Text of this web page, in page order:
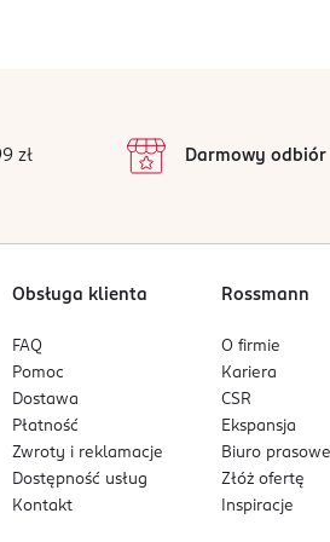
2
1
zł Darmowy odbiór
Obsługa klienta
FAQ
Pomoc
Dostawa
Płatność
Zwroty i reklamacje
Dostępność usług
Kontakt
Rossmann
O firmie
Kariera
CSR
Ekspansja
Biuro prasowe
Złóż ofertę
Inspiracje